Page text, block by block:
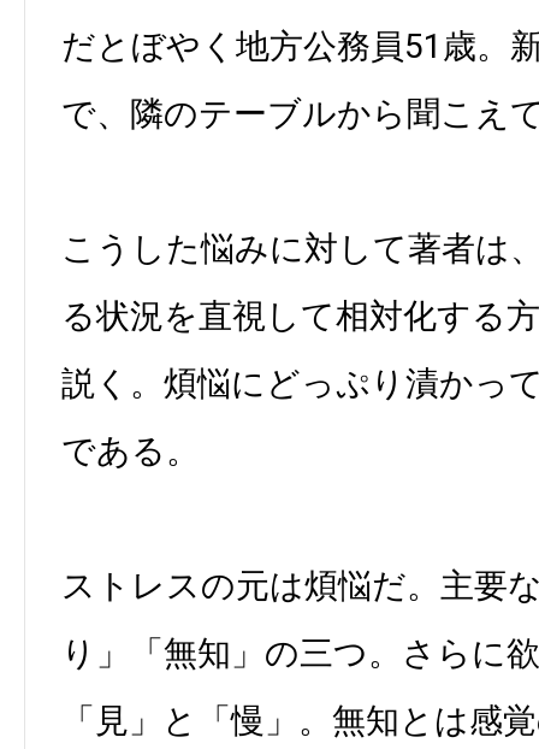
だとぼやく地方公務員51歳。
で、隣のテーブルから聞こえ
こうした悩みに対して著者は
る状況を直視して相対化する
説く。煩悩にどっぷり漬かっ
である。
ストレスの元は煩悩だ。主要
り」「無知」の三つ。さらに
「見」と「慢」。無知とは感